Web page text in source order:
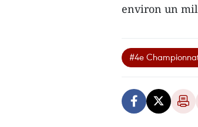
environ un
#4e